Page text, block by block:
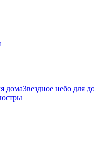
Звездное небо для